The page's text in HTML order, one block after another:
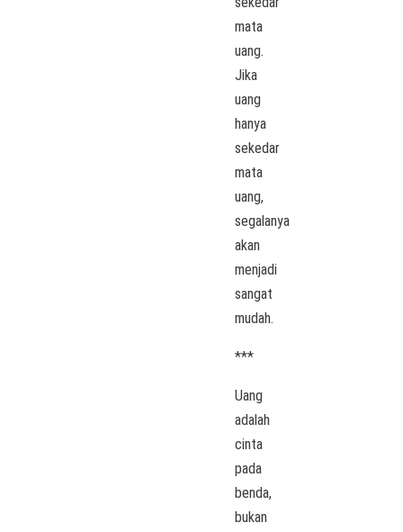
mata
uang.
Jika
uang
hanya
sekedar
mata
uang,
segalanya
akan
menjadi
sangat
mudah.
***
Uang
adalah
cinta
pada
benda,
bukan